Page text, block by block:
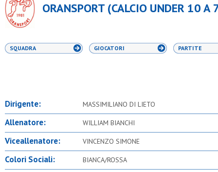
ORANSPORT (CALCIO UNDER 10 A
SQUADRA GIOCATORI PARTITE
Dirigente: MASSIMILIANO DI LIETO
Allenatore: WILLIAM BIANCHI
Viceallenatore: VINCENZO SIMONE
Colori Sociali: BIANCA/ROSSA